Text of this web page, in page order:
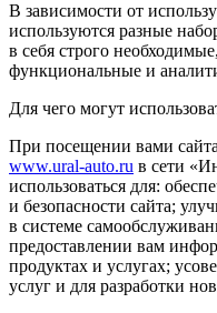
В зависимости от
используются разные
в себя строго
функциональные и
Для чего могут
При посещении вами
www.ural-auto.ru в сети
использоваться для:
и безопасности сайта;
в системе
предоставлении вам
продуктах и услугах;
услуг и для разработки